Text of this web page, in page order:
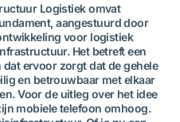
Logistiek omvat
aangestuurd door
voor logistiek
Het betreft een
ervoor zorgt dat de gehele
en betrouwbaar met elkaar
Voor de uitleg over het idee
mobiele telefoon omhoog.